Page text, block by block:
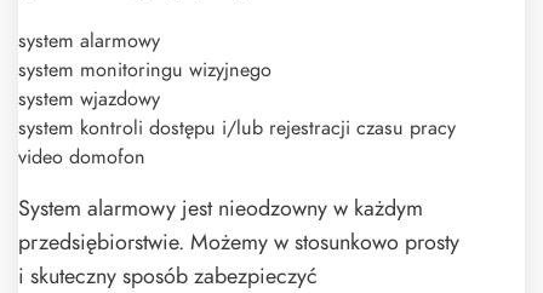
system alarmowy
system monitoringu wizyjnego
system wjazdowy
system kontroli dostępu i/lub rejestracji czasu pracy
video domofon
System alarmowy jest nieodzowny w każdym
przedsiębiorstwie. Możemy w stosunkowo prosty
i skuteczny sposób zabezpieczyć